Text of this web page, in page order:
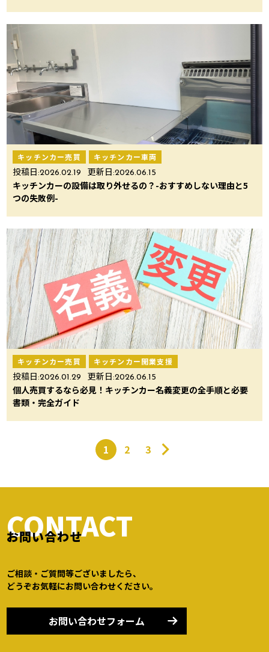
キッチンカー売買 キッチンカー車両
投稿日:2026.02.19 更新日:2026.06.15
キッチンカーの設備は取り外せるの？-おすすめしない理由と5
つの失敗例-
キッチンカー売買 キッチンカー開業支援
投稿日:2026.01.29 更新日:2026.06.15
個人売買するなら必見！キッチンカー名義変更の全手順と必要
書類・完全ガイド
1 2 3
CONTACT
お問い合わせ
ご相談・ご質問等ございましたら、
どうぞお気軽にお問い合わせください。
お問い合わせフォーム